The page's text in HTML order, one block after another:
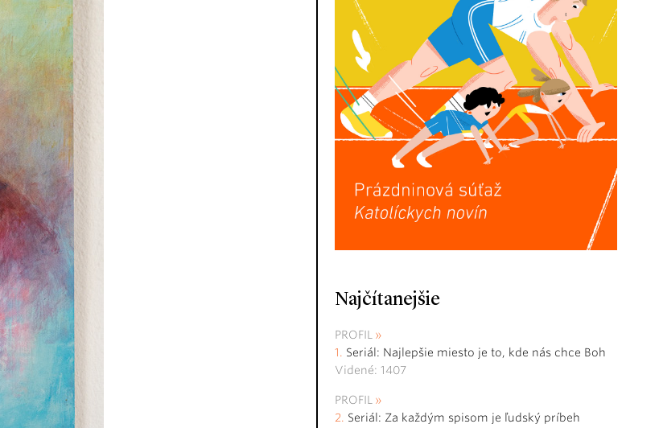
Najčítanejšie
PROFIL
Seriál: Najlepšie miesto je to, kde nás chce Boh
Videné: 1407
PROFIL
Seriál: Za každým spisom je ľudský príbeh